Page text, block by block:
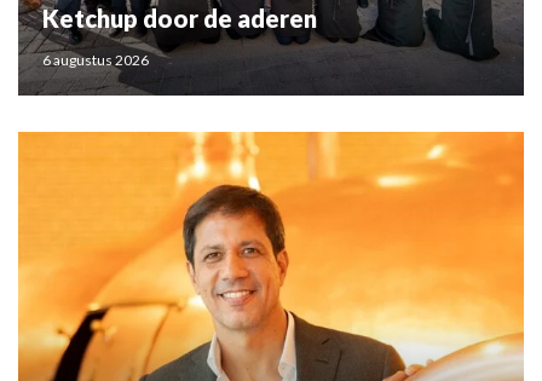
Ketchup door de aderen
6 augustus 2026